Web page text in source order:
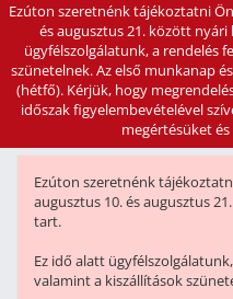
Ezúton szeretnénk tájékoztatni
és augusztus 21. között
ügyfélszolgálatunk, a rendelés
szünetelnek. Az első munkanap
(hétfő). Kérjük, hogy
időszak figyelembevételével
megértésüket
Ezúton szeretnénk
augusztus 10. és augusztus
tart.
Ez idő alatt
valamint a kiszállítások